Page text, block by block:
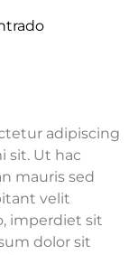
adipiscing
sit. Ut hac
mauris sed
velit
imperdiet sit
dolor sit